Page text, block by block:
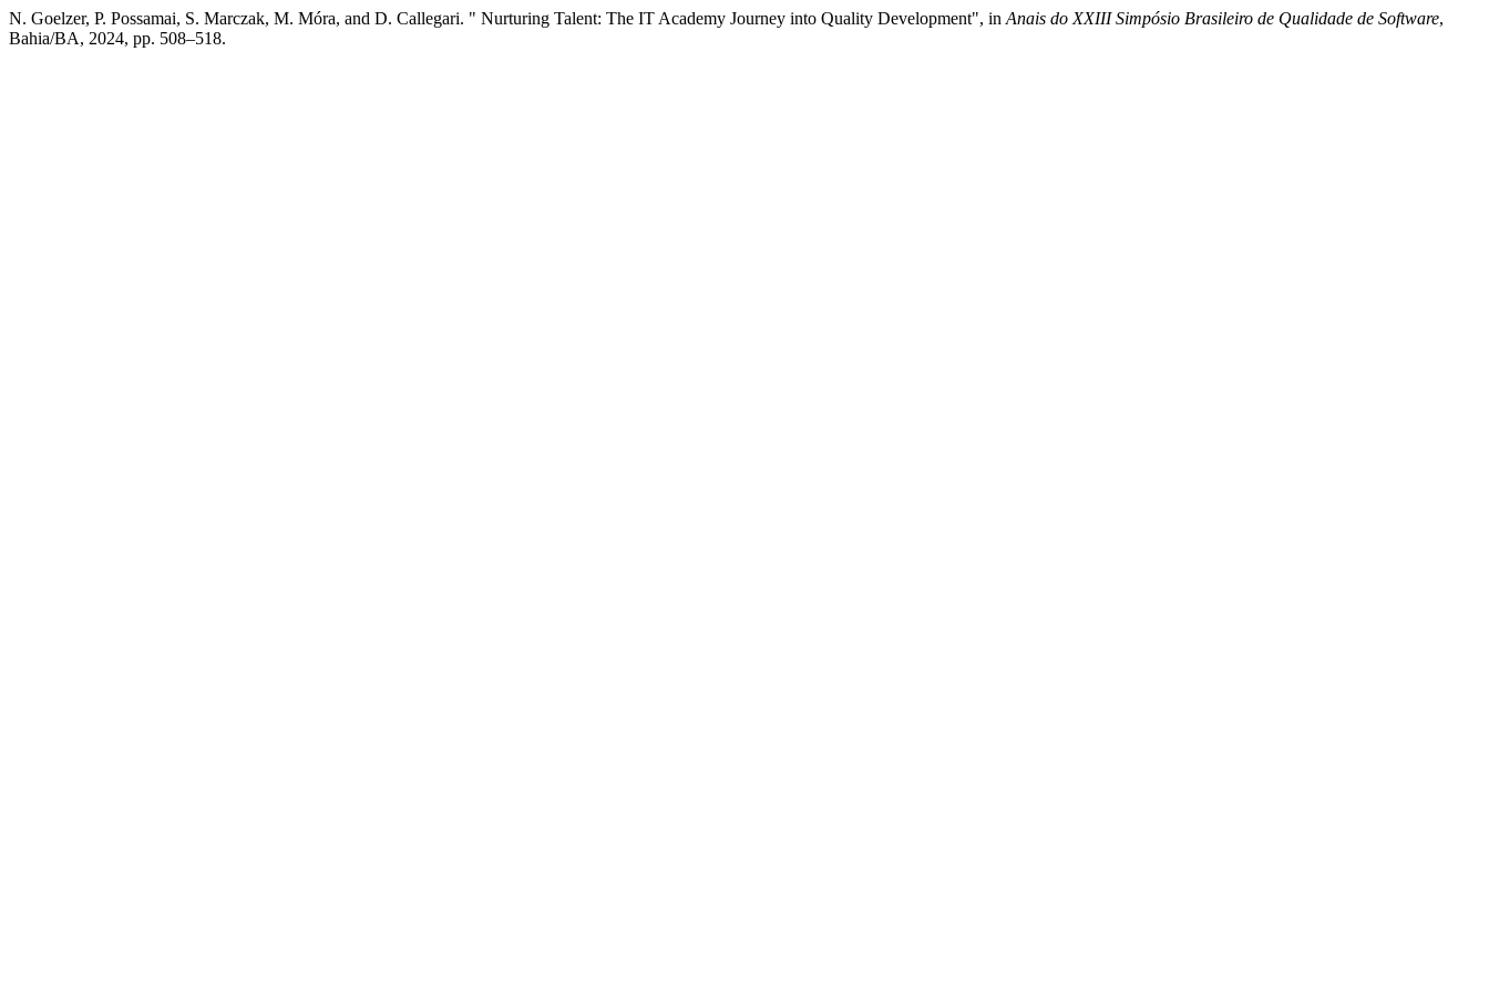
N. Goelzer, P. Possamai, S. Marczak, M. Móra, and D. Callegari. " Nurturing Talent: The IT Academy Journey into Quality Development", in Anais do XXIII Simpósio Brasileiro de Qualidade de Software,
Bahia/BA, 2024, pp. 508–518.